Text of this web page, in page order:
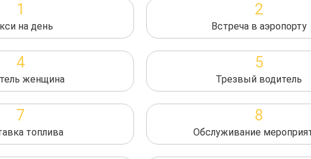
1
на день
2
Встреча в аэропорту
4
женщина
5
Трезвый водитель
7
топлива
8
Обслуживание